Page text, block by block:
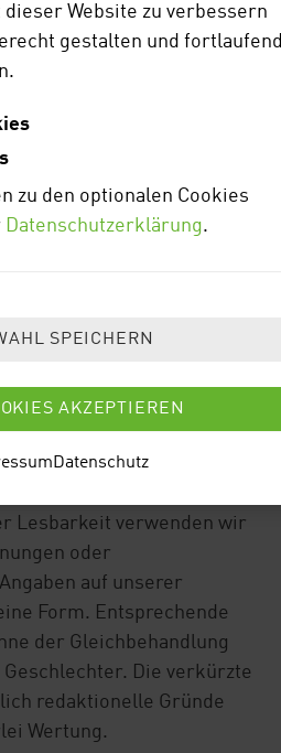
des Maschinenrings
von Vertragspartnern zur
Agrarservice, Plendl
NE-Service, Blersch
Baar, ZIMMERMANN
& Co.
Lesbarkeit verwenden wir
oder
auf unserer
Form. Entsprechende
der Gleichbehandlung
Die verkürzte
redaktionelle Gründe
Wertung.
Website zu verbessern
gestalten und
zu den optionalen Cookies
Datenschutzerklärung.
Datenschutz